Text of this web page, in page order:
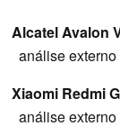
Alcatel Avalon
análise externo
Xiaomi Redmi
análise externo